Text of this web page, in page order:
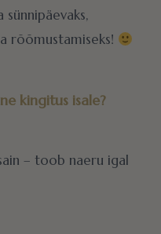
sünnipäevaks,
rõõmustamiseks!
kingitus isale?
– toob naeru igal